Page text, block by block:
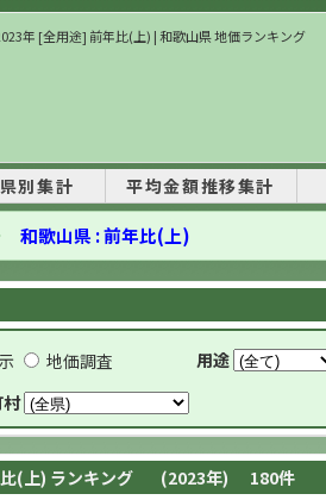
年 [全用途] 前年比(上) | 和歌山県 地価ランキング
別集計 平均金額推移集計
和歌山県 : 前年比(上)
地価調査 用途
(上) ランキング (2023年) 180件